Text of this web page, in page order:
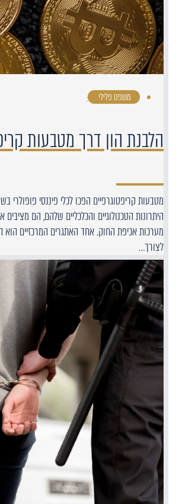
משפט פלילי ·
הלבנת הון דרך מטבעות
מטבעות קריפטוגרפיים הפכו לכלי פיננסי פופולרי
היתרונות הטכנולוגיים והכלכליים שלהם, הם
מערכות אכיפת החוק. אחד האתגרים המרכזיים
לצורך…